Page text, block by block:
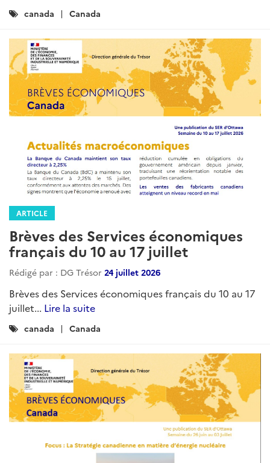
Catégories
canada Canada
ARTICLE
Brèves des Services économiques
français du 10 au 17 juillet
Rédigé par : DG Trésor 24 juillet 2026
Brèves des Services économiques français du 10 au 17
juillet... Lire la suite
Catégories
canada Canada